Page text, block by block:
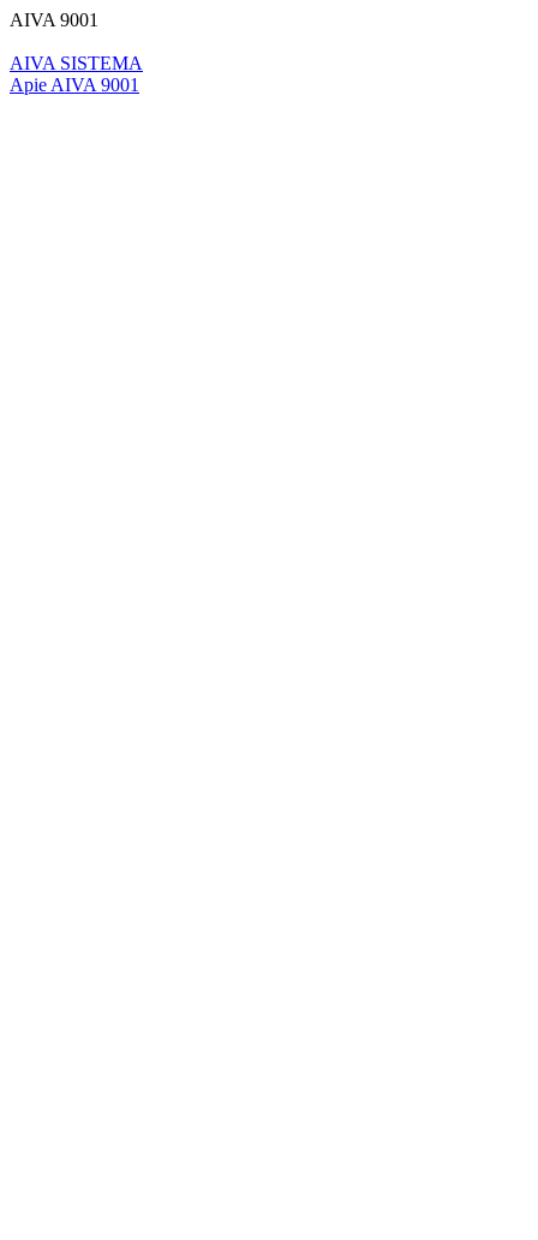
AIVA 9001
AIVA SISTEMA
Apie AIVA 9001